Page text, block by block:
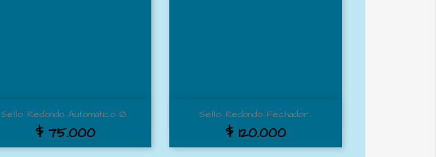
Sello Redondo Automático Ø...
$ 75.000
Vista rápida Sello Redondo Fechador...
$ 120.000
Vista rápida